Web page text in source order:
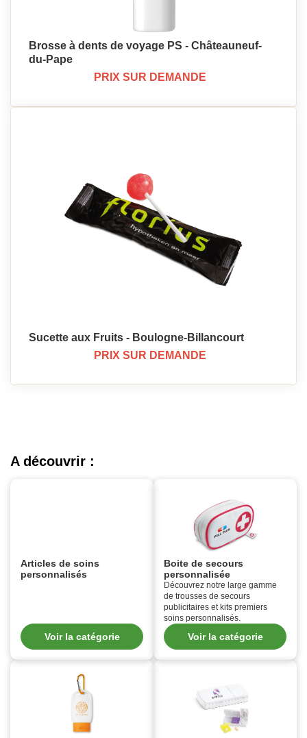
Brosse à dents de voyage PS - Châteauneuf-
du-Pape
PRIX SUR DEMANDE
Sucette aux Fruits - Boulogne-Billancourt
PRIX SUR DEMANDE
A découvrir :
Articles de soins
personnalisés
Voir la catégorie
Boite de secours
personnalisée
Découvrez notre large gamme
de trousses de secours
publicitaires et kits premiers
soins personnalisés.
Voir la catégorie